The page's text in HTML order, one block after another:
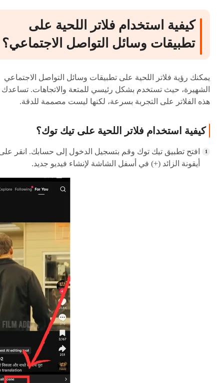
كيفية استخدام فلاتر اللحية على
تطبيقات وسائل التواصل الاجتماعي؟
يمكنك رؤية فلاتر اللحية على تطبيقات وسائل التواصل الاجتماعي
الشهيرة، حيث تستخدم بشكل رئيسي للمتعة والاتجاهات. تساعدك
هذه الفلاتر على التجربة بسرعة، لكنها ليست مصممة للدقة.
كيفية استخدام فلاتر اللحية على تيك توك؟
افتح تطبيق تيك توك وقم بتسجيل الدخول إلى حسابك. انقر
أيقونة الزائد (+) في أسفل الشاشة لإنشاء فيديو جديد.